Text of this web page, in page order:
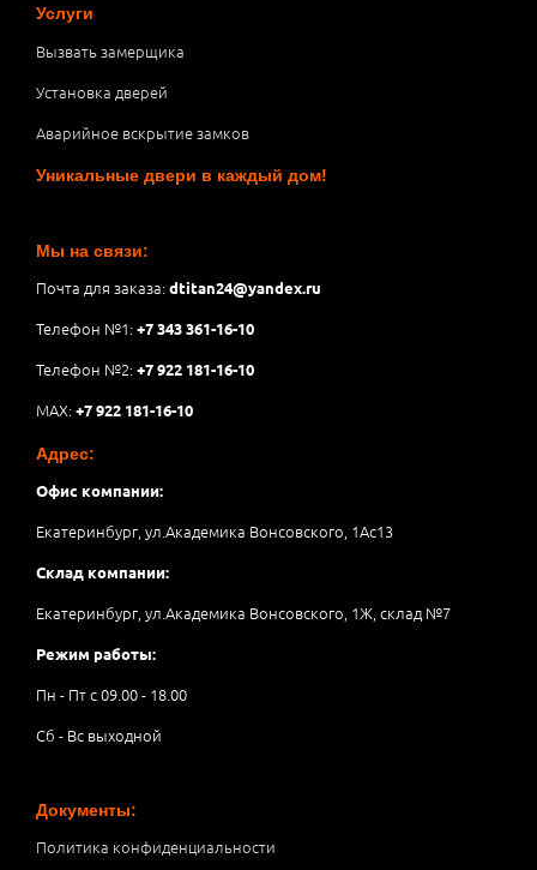
Услуги
Вызвать замерщика
Установка дверей
Аварийное вскрытие замков
Уникальные двери в каждый дом!
Мы на связи:
Почта для заказа:dtitan24@yandex.ru
Телефон №1:+7 343 361-16-10
Телефон №2:+7 922 181-16-10
MAX:+7 922 181-16-10
Адрес:
Офис компании:
Екатеринбург, ул.Академика Вонсовского, 1Аc13
Склад компании:
Екатеринбург, ул.Академика Вонсовского, 1Ж, склад №7
Режим работы:
Пн - Пт с 09.00 - 18.00
Сб - Вс выходной
Документы:
Политика конфиденциальности